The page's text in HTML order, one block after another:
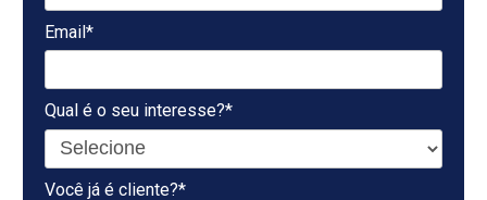
Email*
Qual é o seu interesse?*
Você já é cliente?*